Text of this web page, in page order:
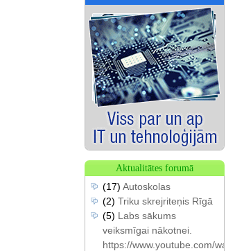
Aktualitātes forumā
(17) Autoskolas
(2) Triku skrejriteņis Rīgā
(5) Labs sākums
veiksmīgai nākotnei.
https://www.youtube.com/watch?